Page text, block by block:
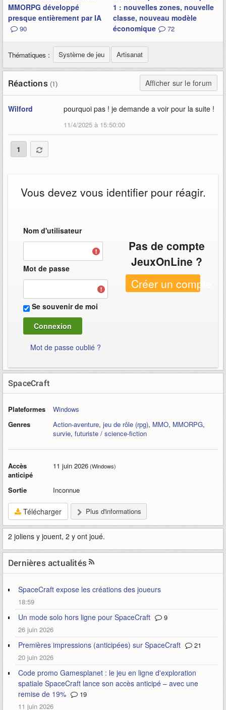
MMORPG développé
presque entièrement par IA
90
1 : nouvelles zones, nouvelle
classe, nouveau modèle
économique
72
Thématiques : Système de jeu Artisanat
Réactions (1) Afficher sur le forum
Wilford pourquoi pas ! je demande a voir pour la suite !
11/4/2025 à 15:50:00
1
Vous devez vous identifier pour réagir.
Nom d'utilisateur
Mot de passe
Se souvenir de moi
Mot de passe oublié ?
Pas de compte
JeuxOnLine ?
Créer un compte
SpaceCraft
Plateformes
Windows
Genres
Action-aventure, jeu de rôle (rpg), MMO, MMORPG,
survie, futuriste / science-fiction
Accès
anticipé
11 juin 2026(Windows)
Sortie Inconnue
Télécharger Plus d'informations
2 joliens y jouent, 2 y ont joué.
Dernières actualités
SpaceCraft expose les créations des joueurs
18:59
Un mode solo hors ligne pour SpaceCraft
9
26 juin 2026
Premières impressions (anticipées) sur SpaceCraft
21
20 juin 2026
Code promo Gamesplanet : le jeu en ligne d'exploration
spatiale SpaceCraft lance son accès anticipé – avec une
remise de 19%
19
11 juin 2026